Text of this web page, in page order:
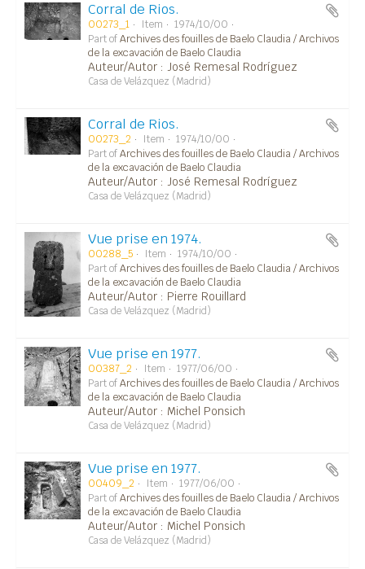
Corral de Rios.
00273_1 Item
1974/10/00
Part ofArchives des fouilles de Baelo Claudia / Archivos
de la excavación de Baelo Claudia
Auteur/Autor : José Remesal Rodríguez
Casa de Velázquez (Madrid)
Corral de Rios.
00273_2 Item
1974/10/00
Part ofArchives des fouilles de Baelo Claudia / Archivos
de la excavación de Baelo Claudia
Auteur/Autor : José Remesal Rodríguez
Casa de Velázquez (Madrid)
Vue prise en 1974.
00288_5 Item
1974/10/00
Part ofArchives des fouilles de Baelo Claudia / Archivos
de la excavación de Baelo Claudia
Auteur/Autor : Pierre Rouillard
Casa de Velázquez (Madrid)
Vue prise en 1977.
00387_2 Item
1977/06/00
Part ofArchives des fouilles de Baelo Claudia / Archivos
de la excavación de Baelo Claudia
Auteur/Autor : Michel Ponsich
Casa de Velázquez (Madrid)
Vue prise en 1977.
00409_2 Item
1977/06/00
Part ofArchives des fouilles de Baelo Claudia / Archivos
de la excavación de Baelo Claudia
Auteur/Autor : Michel Ponsich
Casa de Velázquez (Madrid)